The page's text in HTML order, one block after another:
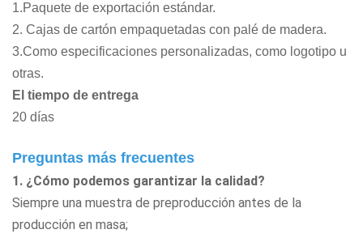
1.Paquete de exportación estándar.
2. Cajas de cartón empaquetadas con palé de madera.
3.Como especificaciones personalizadas, como logotipo u
otras.
El tiempo de entrega
20 días
Preguntas más frecuentes
1. ¿Cómo podemos garantizar la calidad?
Siempre una muestra de preproducción antes de la
producción en masa;